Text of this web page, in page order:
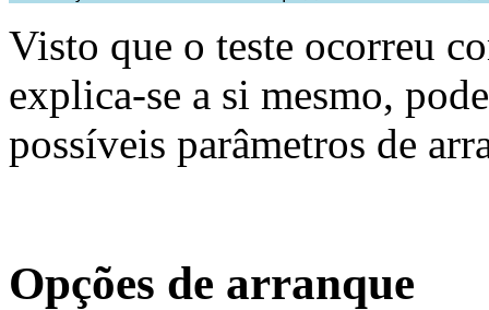
Visto que o teste ocorreu
explica-se a si mesmo,
possíveis parâmetros de
Opções de arranque